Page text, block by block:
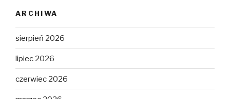
ARCHIWA
sierpień 2026
lipiec 2026
czerwiec 2026